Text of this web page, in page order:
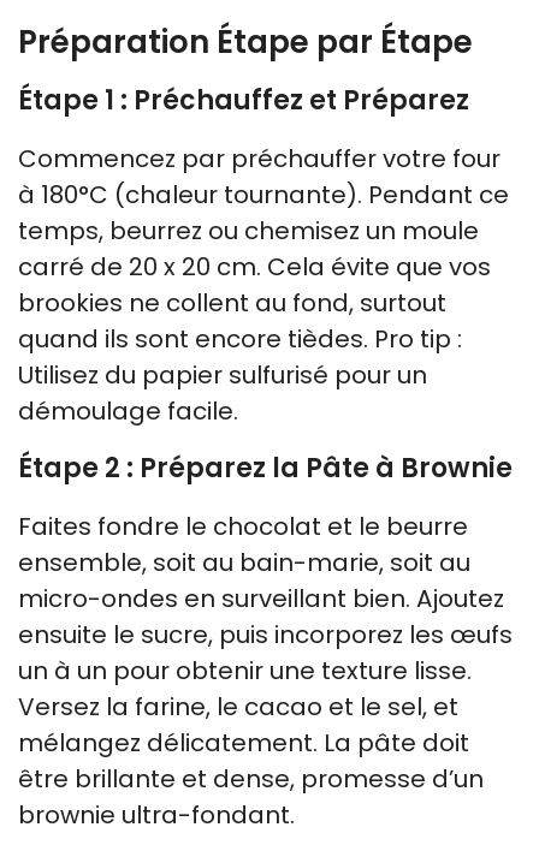
Préparation Étape par Étape
Étape 1 : Préchauffez et Préparez
Commencez par préchauffer votre four
à 180°C (chaleur tournante). Pendant ce
temps, beurrez ou chemisez un moule
carré de 20 x 20 cm. Cela évite que vos
brookies ne collent au fond, surtout
quand ils sont encore tièdes. Pro tip :
Utilisez du papier sulfurisé pour un
démoulage facile.
Étape 2 : Préparez la Pâte à Brownie
Faites fondre le chocolat et le beurre
ensemble, soit au bain-marie, soit au
micro-ondes en surveillant bien. Ajoutez
ensuite le sucre, puis incorporez les œufs
un à un pour obtenir une texture lisse.
Versez la farine, le cacao et le sel, et
mélangez délicatement. La pâte doit
être brillante et dense, promesse d’un
brownie ultra-fondant.